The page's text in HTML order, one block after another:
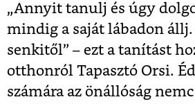
„Annyit tanulj és úgy
mindig a saját lábadon állj.
senkitől” – ezt a tanítást
otthonról Tapasztó Orsi.
számára az önállóság